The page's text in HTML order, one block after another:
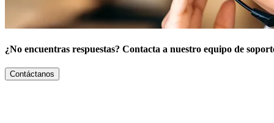
¿No encuentras respuestas? Contacta a nuestro equipo de
Contáctanos